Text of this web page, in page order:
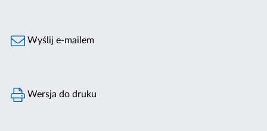
Wyślij e-mailem
Wersja do druku